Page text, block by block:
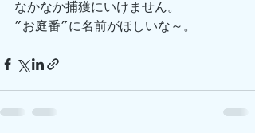
なかなか捕獲にいけません。
”お庭番”に名前がほしいな～。